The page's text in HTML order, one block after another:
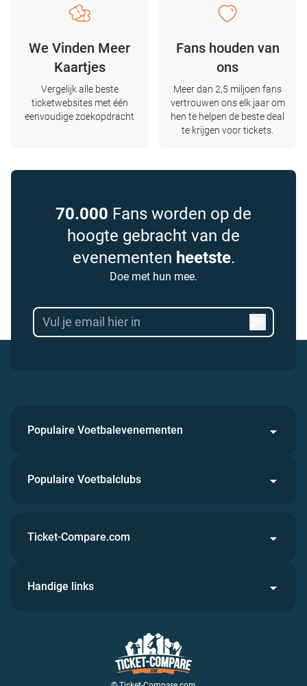
We Vinden Meer
Kaartjes
Vergelijk alle beste
ticketwebsites met één
eenvoudige zoekopdracht
Fans houden van
ons
Meer dan 2,5 miljoen fans
vertrouwen ons elk jaar om
hen te helpen de beste deal
te krijgen voor tickets.
70.000 Fans worden op de
hoogte gebracht van de
evenementen heetste.
Doe met hun mee.
Populaire Voetbalevenementen
Populaire Voetbalclubs
Ticket-Compare.com
Handige links